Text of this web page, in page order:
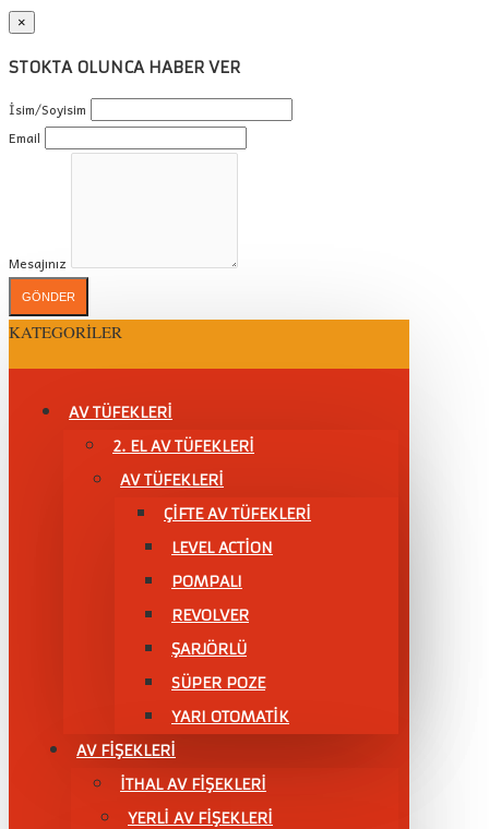
×
STOKTA OLUNCA HABER VER
İsim/Soyisim
Email
Mesajınız
GÖNDER
KATEGORILER
AV TÜFEKLERİ
2. EL AV TÜFEKLERİ
AV TÜFEKLERI
ÇIFTE AV TÜFEKLERI
LEVEL ACTİON
POMPALI
REVOLVER
ŞARJÖRLÜ
SÜPER POZE
YARI OTOMATİK
AV FİŞEKLERİ
İTHAL AV FİŞEKLERİ
YERLİ AV FİŞEKLERİ